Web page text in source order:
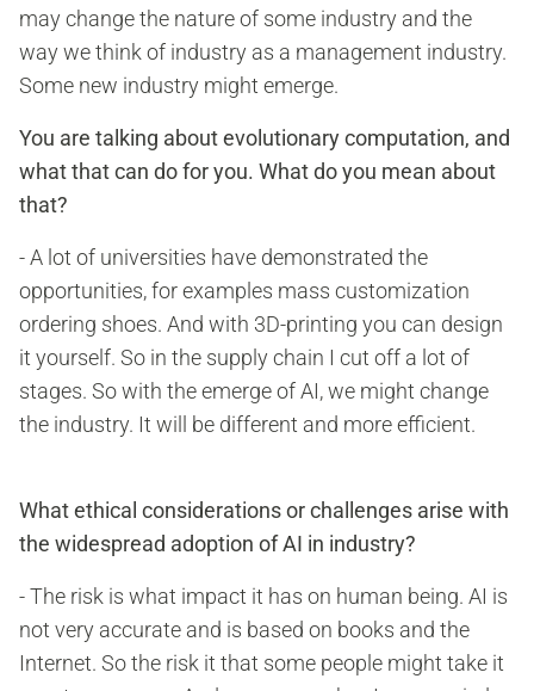
may change the nature of some industry and the
way we think of industry as a management industry.
Some new industry might emerge.
You are talking about evolutionary computation, and
what that can do for you. What do you mean about
that?
- A lot of universities have demonstrated the
opportunities, for examples mass customization
ordering shoes. And with 3D-printing you can design
it yourself. So in the supply chain I cut off a lot of
stages. So with the emerge of AI, we might change
the industry. It will be different and more efficient.
What ethical considerations or challenges arise with
the widespread adoption of AI in industry?
- The risk is what impact it has on human being. AI is
not very accurate and is based on books and the
Internet. So the risk it that some people might take it